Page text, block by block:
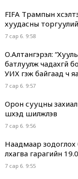
FIFA Трампын
хуудасны
7 сар 6. 9:58
О.Алтангэрэл:
батлуулж чадахгүй
УИХ гэж байгаад ч
7 сар 6. 9:57
Орон сууцны
шүүхэд шилжүүлэв
7 сар 6. 9:56
Наадмаар зодоглох
лхагва гарагийн
7 сар 6. 9:55